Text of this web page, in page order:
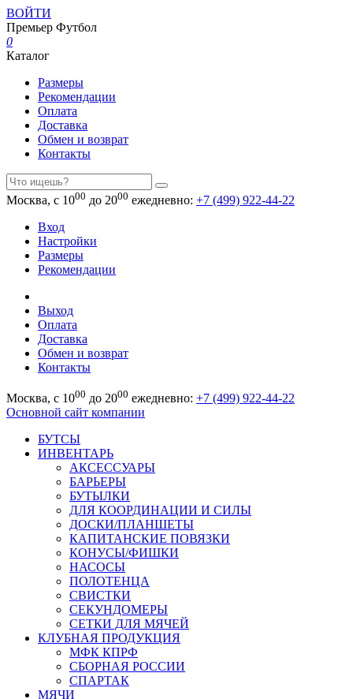
ВОЙТИ
Премьер Футбол
0
Каталог
Размеры
Рекомендации
Оплата
Доставка
Обмен и возврат
Контакты
Москва, с 1000 до 2000 ежедневно: +7 (499) 922-44-22
Вход
Настройки
Размеры
Рекомендации
Выход
Оплата
Доставка
Обмен и возврат
Контакты
Москва, с 1000 до 2000 ежедневно: +7 (499) 922-44-22
Основной сайт компании
БУТСЫ
ИНВЕНТАРЬ
АКСЕССУАРЫ
БАРЬЕРЫ
БУТЫЛКИ
ДЛЯ КООРДИНАЦИИ И СИЛЫ
ДОСКИ/ПЛАНШЕТЫ
КАПИТАНСКИЕ ПОВЯЗКИ
КОНУСЫ/ФИШКИ
НАСОСЫ
ПОЛОТЕНЦА
СВИСТКИ
СЕКУНДОМЕРЫ
СЕТКИ ДЛЯ МЯЧЕЙ
КЛУБНАЯ ПРОДУКЦИЯ
МФК КПРФ
СБОРНАЯ РОССИИ
СПАРТАК
МЯЧИ